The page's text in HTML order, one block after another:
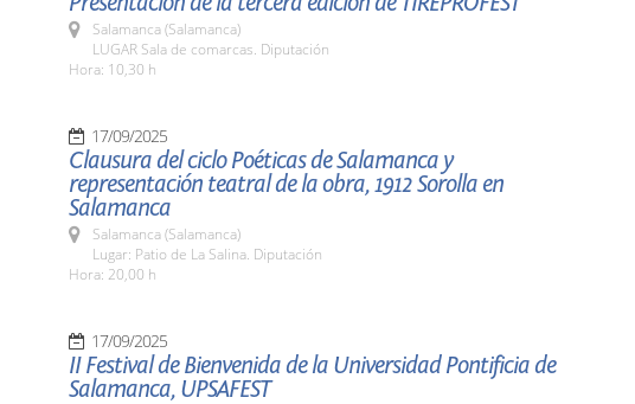
Salamanca (Salamanca)
LUGAR Sala de comarcas. Diputación
Hora: 10,30 h
17/09/2025
Clausura del ciclo Poéticas de Salamanca y
representación teatral de la obra, 1912 Sorolla en
Salamanca
Salamanca (Salamanca)
Lugar: Patio de La Salina. Diputación
Hora: 20,00 h
17/09/2025
II Festival de Bienvenida de la Universidad Pontificia de
Salamanca, UPSAFEST